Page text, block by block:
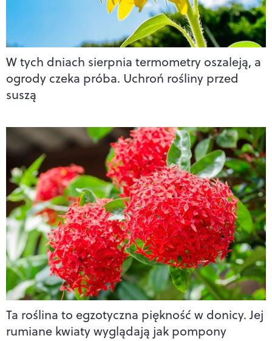
W tych dniach sierpnia termometry oszaleją, a
ogrody czeka próba. Uchroń rośliny przed
suszą
Ta roślina to egzotyczna piękność w donicy. Jej
rumiane kwiaty wyglądają jak pompony